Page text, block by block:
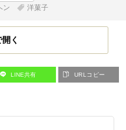
ン 洋菓子
く
LINE共有 URLコピー